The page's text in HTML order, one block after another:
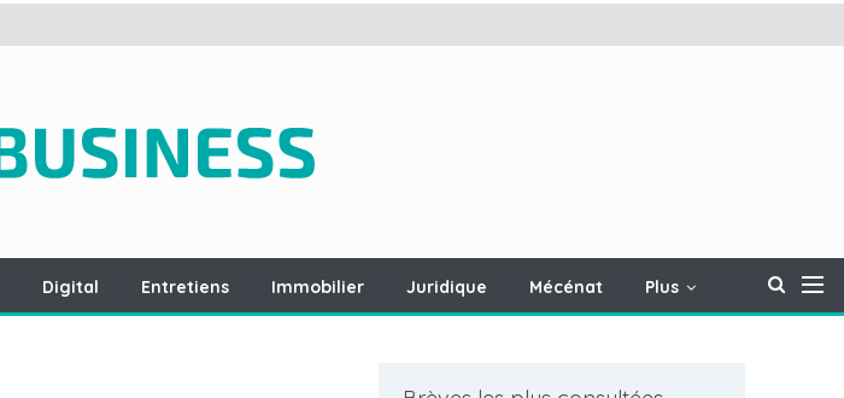
Digital Entretiens Immobilier Juridique Mécénat Plus